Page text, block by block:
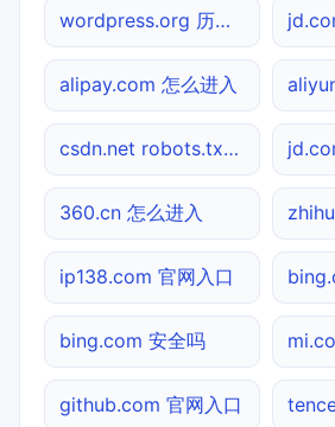
wordpress.org 历史快照
alipay.com 怎么进入
csdn.net robots.txt检测
360.cn 怎么进入
ip138.com 官网入口
bing.com 安全吗
github.com 官网入口